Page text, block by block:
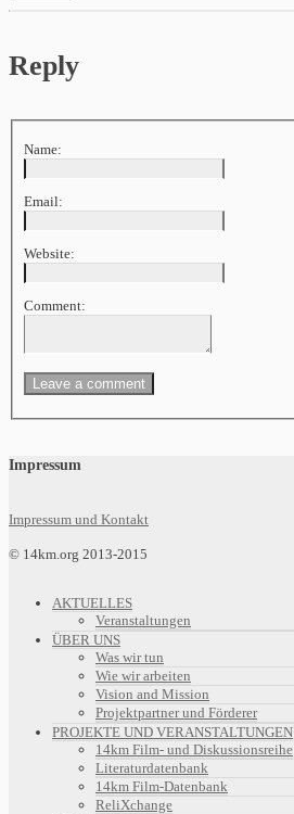
Reply
Name:
Email:
Website:
Comment:
Impressum
Impressum und Kontakt
© 14km.org 2013-2015
AKTUELLES
Veranstaltungen
ÜBER UNS
Was wir tun
Wie wir arbeiten
Vision and Mission
Projektpartner und Förderer
PROJEKTE UND VERANSTALTUNGEN
14km Film- und Diskussionsreihe
Literaturdatenbank
14km Film-Datenbank
ReliXchange